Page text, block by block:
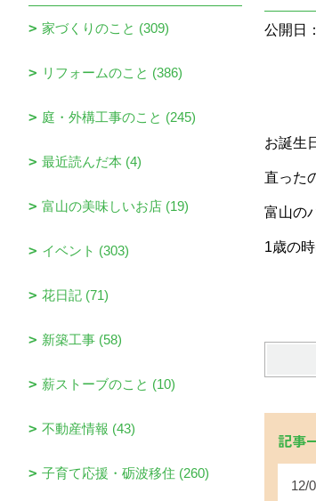
公開日
お誕生
直った
富山の
1歳の
記事
12/
家づくりのこと (309)
リフォームのこと (386)
庭・外構工事のこと (245)
最近読んだ本 (4)
富山の美味しいお店 (19)
イベント (303)
花日記 (71)
新築工事 (58)
薪ストーブのこと (10)
不動産情報 (43)
子育て応援・砺波移住 (260)